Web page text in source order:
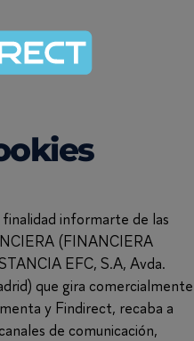
informarte de las
(FINANCIERA
EFC, S.A, Avda.
que gira comercialmente
y Findirect, recaba a
de comunicación,